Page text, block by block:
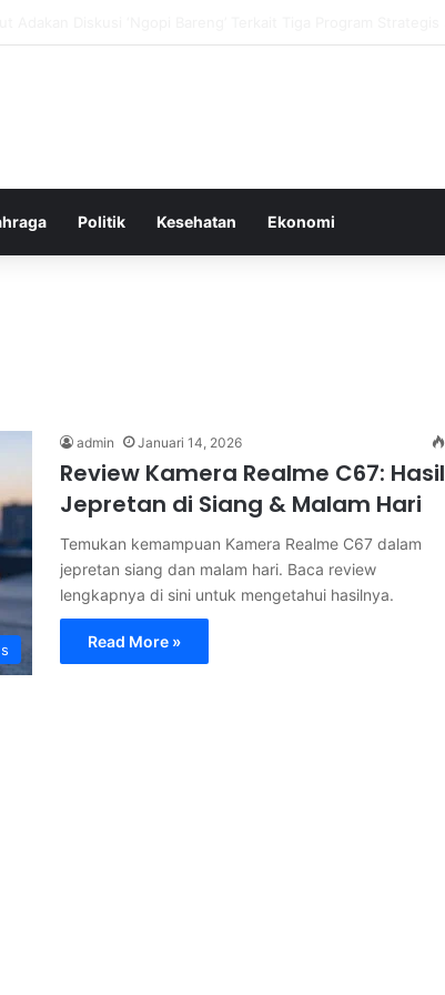
Politik Kesehatan Ekonomi
admin Januari 14, 2026
Review Kamera Realme C67: Hasil
Jepretan di Siang & Malam Hari
Temukan kemampuan Kamera Realme C67 dalam
jepretan siang dan malam hari. Baca review
lengkapnya di sini untuk mengetahui hasilnya.
Read More »